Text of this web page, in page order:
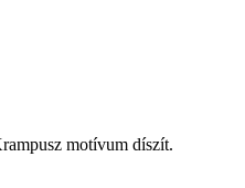
motívum díszít.